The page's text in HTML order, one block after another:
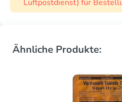
Luftpostdienst) für
Ähnliche Produkte: